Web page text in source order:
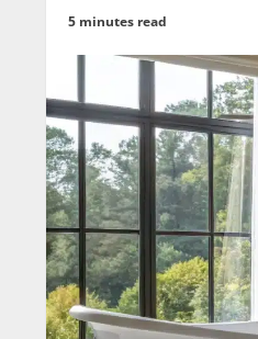
5 minutes read